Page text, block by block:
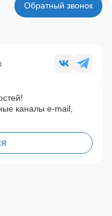
Обратный звонок
каналы e-mail,